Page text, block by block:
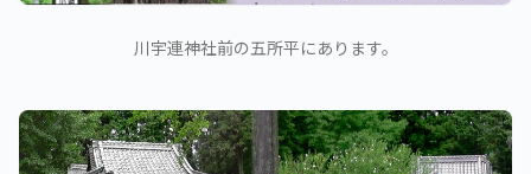
川宇連神社前の五所平にあります。